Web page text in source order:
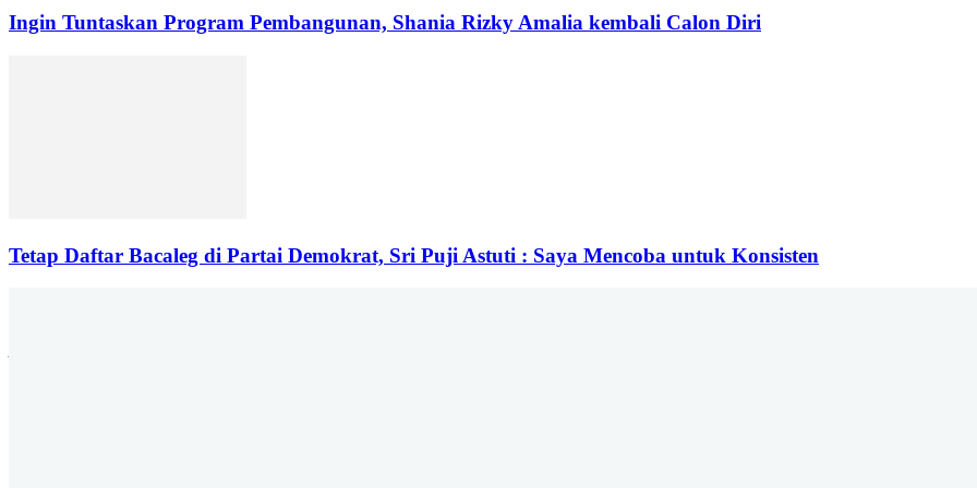
Ingin Tuntaskan Program Pembangunan, Shania Rizky Amalia kembali Calon Diri
Tetap Daftar Bacaleg di Partai Demokrat, Sri Puji Astuti : Saya Mencoba untuk Konsisten